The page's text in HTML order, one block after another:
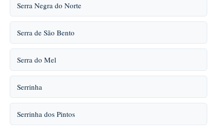
Serra Negra do Norte
Serra de São Bento
Serra do Mel
Serrinha
Serrinha dos Pintos